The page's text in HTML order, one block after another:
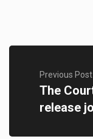
Previous Post
The
release